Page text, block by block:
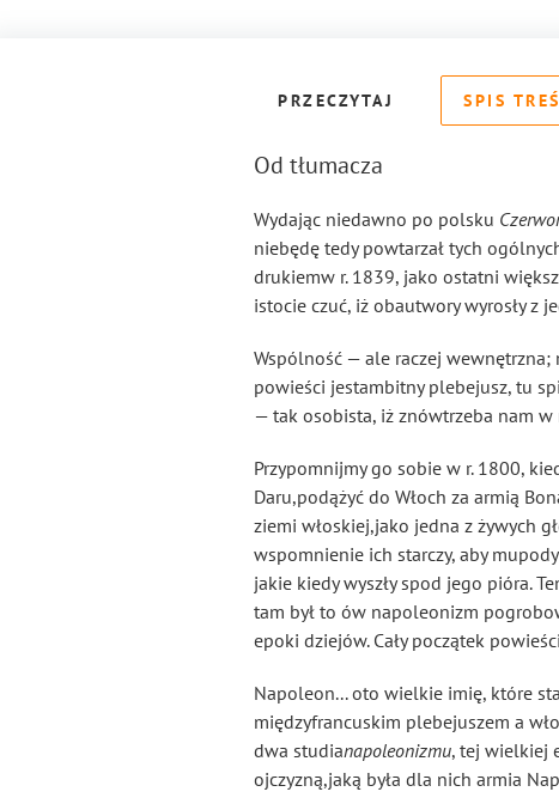
PRZECZYTAJ SPIS
Od tłumacza
Wydając niedawno po polsku
niebędę tedy powtarzał tych
drukiemw r. 1839, jako ostatni
istocie czuć, iż obautwory wyrosły z
Wspólność — ale raczej wewnętrzna;
powieści jestambitny plebejusz, tu
— tak osobista, iż znówtrzeba nam
Przypomnijmy go sobie w r. 1800,
Daru,podążyć do Włoch za armią
ziemi włoskiej,jako jedna z żywych
wspomnienie ich starczy, aby
jakie kiedy wyszły spod jego pióra.
tam był to ów napoleonizm
epoki dziejów. Cały początek
Napoleon... oto wielkie imię, które
międzyfrancuskim plebejuszem a
dwa studianapoleonizmu, tej wielkiej
ojczyzną,jaką była dla nich armia